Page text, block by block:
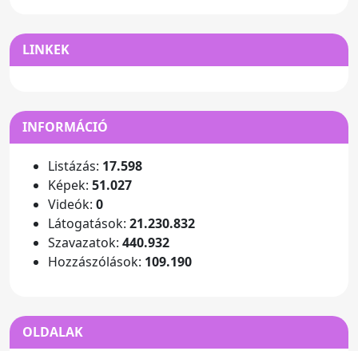
LINKEK
INFORMÁCIÓ
Listázás: 17.598
Képek: 51.027
Videók: 0
Látogatások: 21.230.832
Szavazatok: 440.932
Hozzászólások: 109.190
OLDALAK